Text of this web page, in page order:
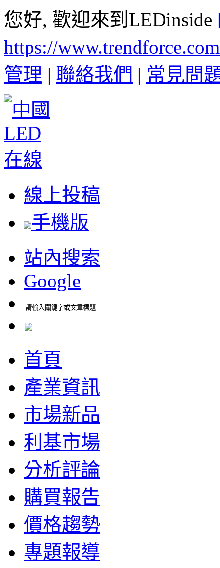
您好, 歡迎來到LEDinside
https://
管理 | 聯絡我們 | 常見問
線上投稿
手機版
站內搜索
Google
首頁
產業資訊
市場新品
利基市場
分析評論
購買報告
價格趨勢
專題報導